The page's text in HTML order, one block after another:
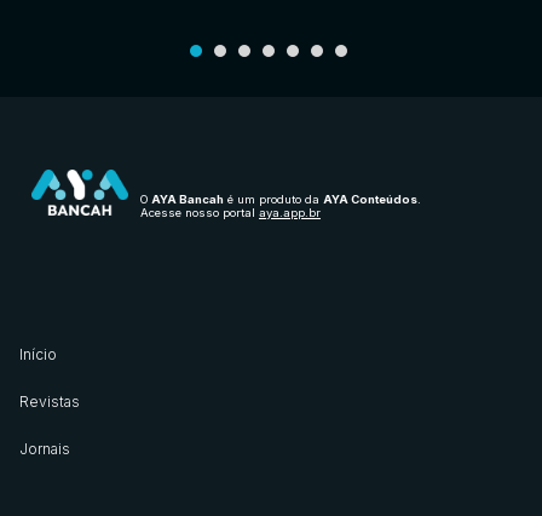
O AYA Bancah é um produto da AYA Conteúdos
Acesse nosso portal aya.app.br
Início
Revistas
Jornais